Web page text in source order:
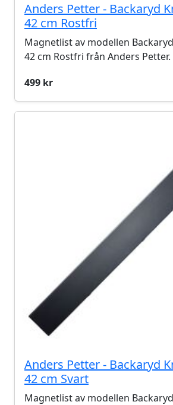
Anders Petter - Backaryd
42 cm Rostfri
Magnetlist av modellen
42 cm Rostfri från Anders Petter.
499 kr
Anders Petter - Backaryd
42 cm Svart
Magnetlist av modellen